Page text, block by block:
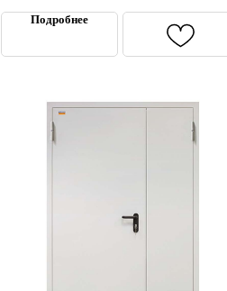
Подробнее